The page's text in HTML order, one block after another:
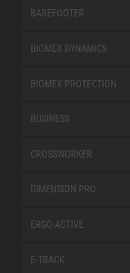
BAREFOOTER
BIOMEX DYNAMICS
BIOMEX PROTECTION
BUSINESS
CROSSWORKER
DIMENSION PRO
ERGO-ACTIVE
E-TRACK